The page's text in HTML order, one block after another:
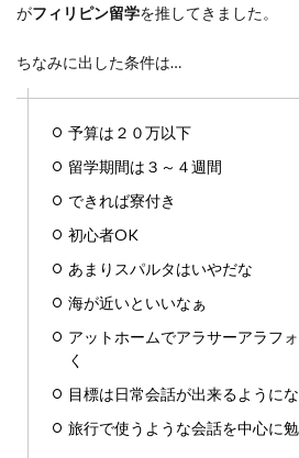
がフィリピン留学を推してきました。
ちなみに出した条件は…
予算は２０万以下
留学期間は３～４週間
できれば寮付き
初心者OK
あまりスパルタはいやだな
海が近いといいなぁ
アットホームでアラサーアラフ
く
目標は日常会話が出来るように
旅行で使うような会話を中心に